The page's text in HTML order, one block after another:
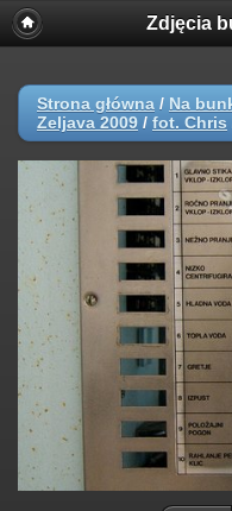
Zdjęcia
Strona główna / Na
Zeljava 2009 / fot. Chris